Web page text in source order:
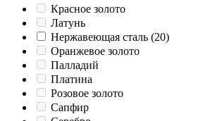
Красное золото
Латунь
Нержавеющая сталь (20)
Оранжевое золото
Палладий
Платина
Розовое золото
Сапфир